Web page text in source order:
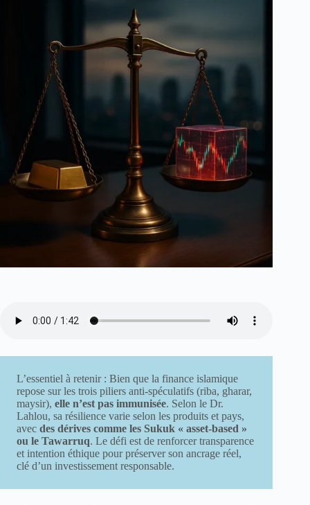
L’essentiel à retenir : Bien que la finance islamique
repose sur les trois piliers anti-spéculatifs (riba, gharar,
maysir), elle n’est pas immunisée. Selon le Dr.
Lahlou, sa résilience varie selon les produits et pays,
avec des dérives comme les Sukuk « asset-based »
ou le Tawarruq. Le défi est de renforcer transparence
et intention éthique pour préserver son ancrage réel,
clé d’un investissement responsable.